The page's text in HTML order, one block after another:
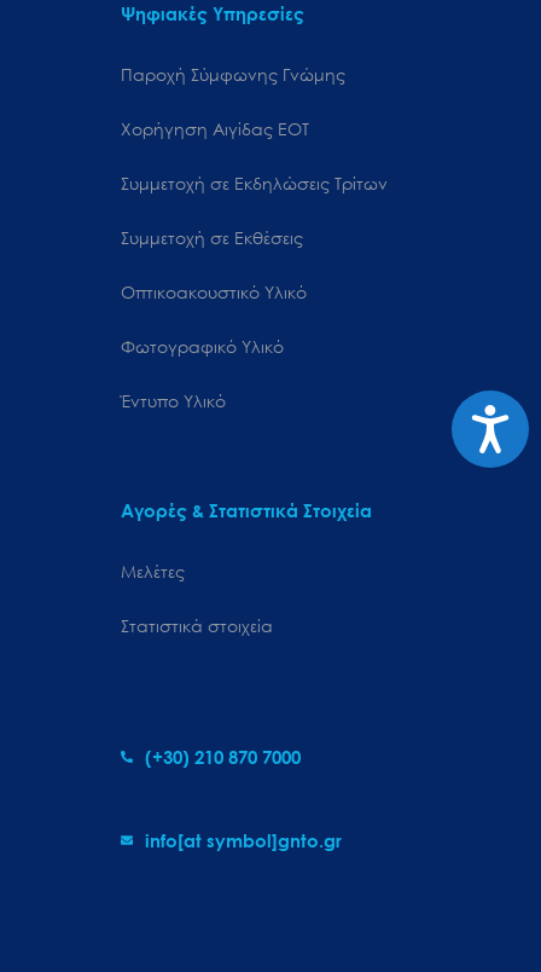
Ψηφιακές Υπηρεσίες
Παροχή Σύμφωνης Γνώμης
Χορήγηση Αιγίδας ΕΟΤ
Συμμετοχή σε Εκδηλώσεις Τρίτων
Συμμετοχή σε Εκθέσεις
Οπτικοακουστικό Υλικό
Φωτογραφικό Υλικό
Έντυπο Υλικό
Αγορές & Στατιστικά Στοιχεία
Μελέτες
Στατιστικά στοιχεία
(+30) 210 870 7000
info[at symbol]gnto.gr